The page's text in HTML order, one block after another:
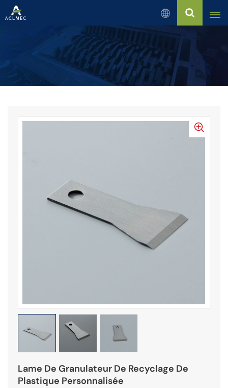
Français
English
Русский
Lame De Granulateur De Recyclage De
Plastique Personnalisée